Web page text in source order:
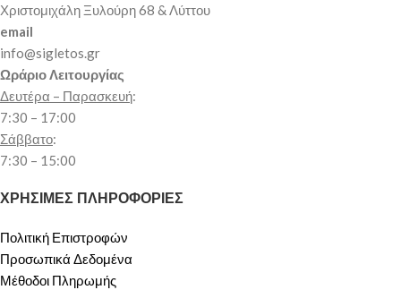
Χριστομιχάλη Ξυλούρη 68 & Λύττου
email
info@sigletos.gr
Ωράριο Λειτουργίας
Δευτέρα – Παρασκευή:
7:30 – 17:00
Σάββατο:
7:30 – 15:00
ΧΡΗΣΙΜΕΣ ΠΛΗΡΟΦΟΡΙΕΣ
Πολιτική Επιστροφών
Προσωπικά Δεδομένα
Μέθοδοι Πληρωμής